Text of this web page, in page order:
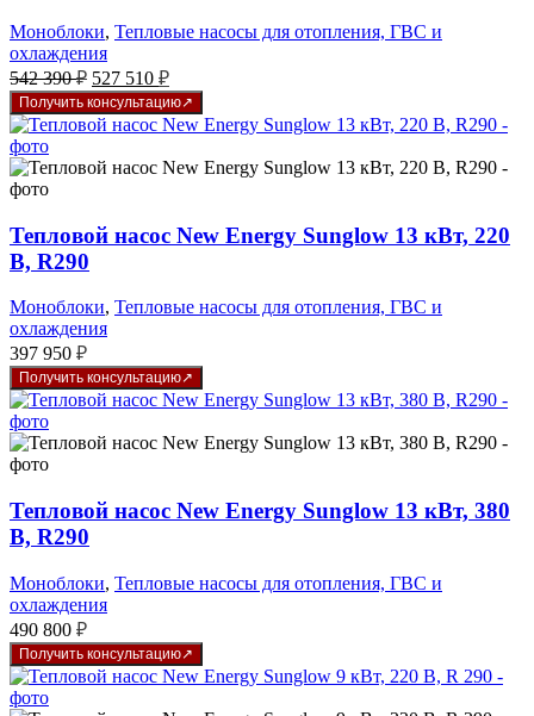
Моноблоки, Тепловые насосы для отопления, ГВС и
охлаждения
542 390₽ Первоначальная
цена
составляла
542
390 ₽.
527 510 ₽Текущая
цена:
527
Получить консультацию
Тепловой насос New Energy Sunglow 13 кВт, 220
В, R290
Моноблоки, Тепловые насосы для отопления, ГВС и
охлаждения
397 950 ₽
Получить консультацию
Тепловой насос New Energy Sunglow 13 кВт, 380
В, R290
Моноблоки, Тепловые насосы для отопления, ГВС и
охлаждения
490 800 ₽
Получить консультацию